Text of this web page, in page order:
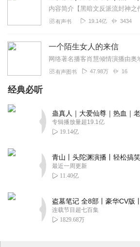
有声书 19.14亿 3434
一个陌生女人的来信
有声图书 47.98万 16
经典必听
专辑播放量超19.1亿
19.14亿
最近一周更新
11.40亿
连载节目超七百集
1829.68万